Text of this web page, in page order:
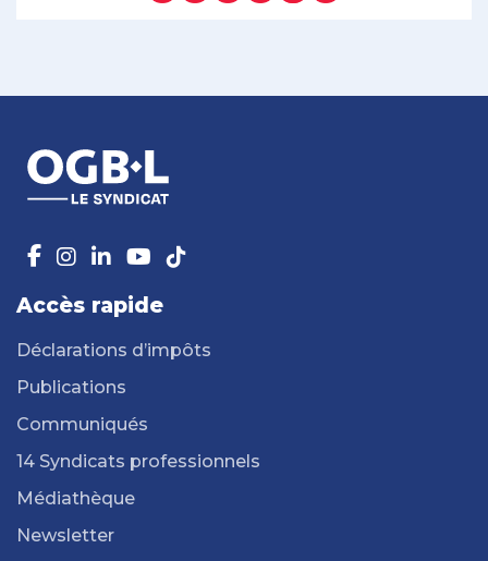
Accès rapide
Déclarations d’impôts
Publications
Communiqués
14 Syndicats professionnels
Médiathèque
Newsletter